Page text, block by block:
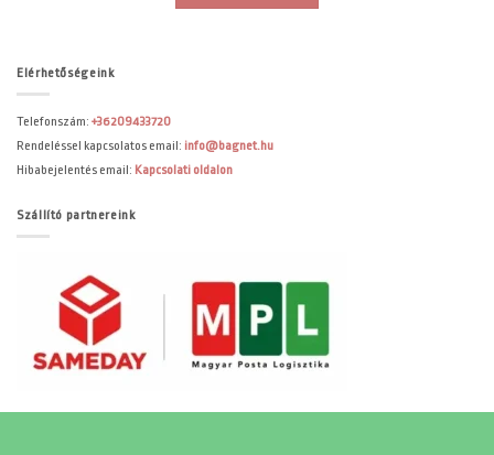
Elérhetőségeink
Telefonszám: +36209433720
Rendeléssel kapcsolatos email: info@bagnet.hu
Hibabejelentés email: Kapcsolati oldalon
Szállító partnereink